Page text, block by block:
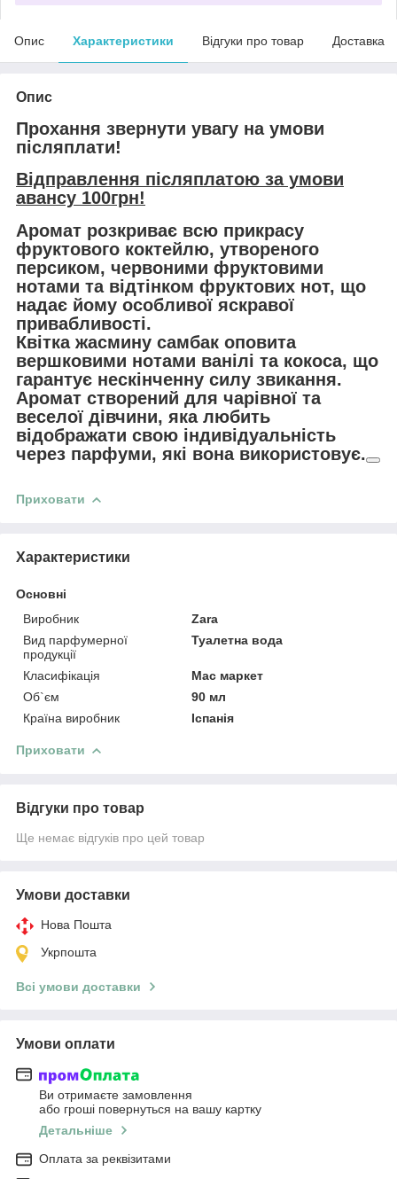
Опис Характеристики Відгуки про товар Доставка
Опис
Прохання звернути увагу на умови
післяплати!
Відправлення післяплатою за умови
авансу 100грн!
Аромат розкриває всю прикрасу
фруктового коктейлю, утвореного
персиком, червоними фруктовими
нотами та відтінком фруктових нот, що
надає йому особливої яскравої
привабливості.
Квітка жасмину самбак оповита
вершковими нотами ванілі та кокоса, що
гарантує нескінченну силу звикання.
Аромат створений для чарівної та
веселої дівчини, яка любить
відображати свою індивідуальність
через парфуми, які вона використовує.
Приховати
Характеристики
Основні
Виробник
Zara
Вид парфумерної
продукції
Туалетна вода
Класифікація
Мас маркет
Об`єм
90 мл
Країна виробник
Іспанія
Приховати
Відгуки про товар
Ще немає відгуків про цей товар
Умови доставки
Нова Пошта
Укрпошта
Всі умови доставки
Умови оплати
Ви отримаєте замовлення
або гроші повернуться на вашу картку
Детальніше
Оплата за реквізитами